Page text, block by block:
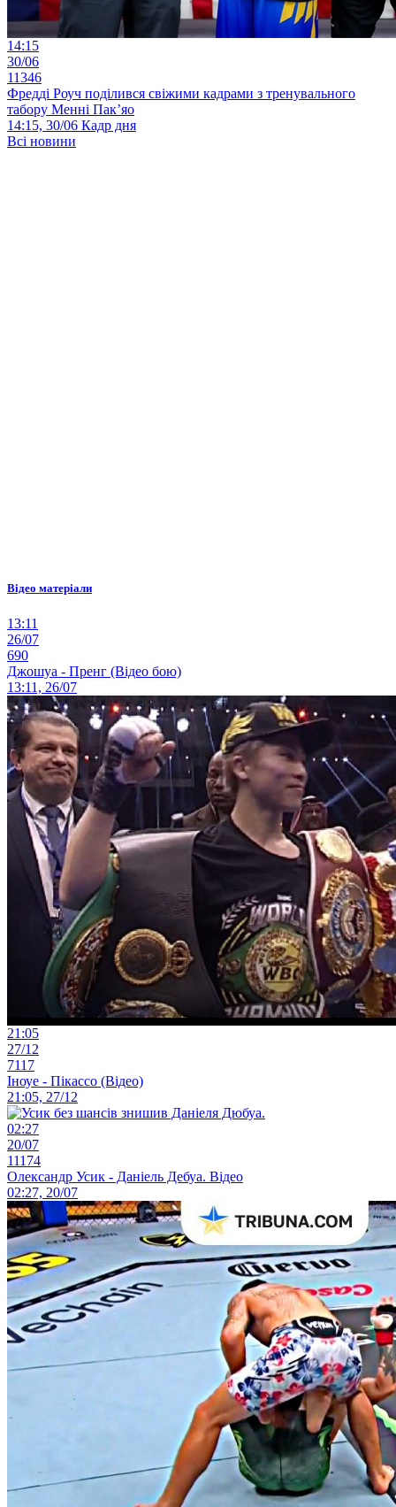
14:15
30/06
11346
Фредді Роуч поділився свіжими кадрами з тренувального
табору Менні Пак’яо
14:15, 30/06 Кадр дня
Всі новини
Відео матеріали
13:11
26/07
690
Джошуа - Пренг (Відео бою)
13:11, 26/07
21:05
27/12
7117
Іноуе - Пікассо (Відео)
21:05, 27/12
02:27
20/07
11174
Олександр Усик - Даніель Дебуа. Відео
02:27, 20/07